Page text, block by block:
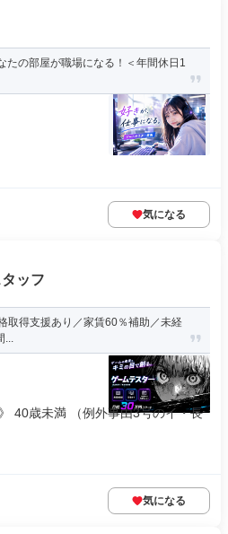
たの部屋が職場になる！＜年間休日1
気になる
ッフ
取得支援あり／家賃60％補助／未経
...
40歳未満 （例外事由3号のイ・長
気になる